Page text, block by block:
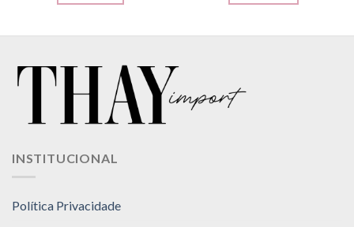
INSTITUCIONAL
Política Privacidade